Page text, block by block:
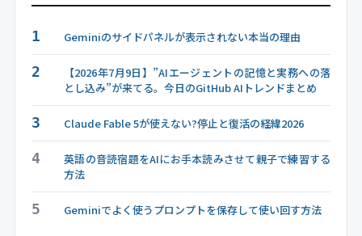
1 Geminiのサイドパネルが表示されない本当の理由
2
【2026年7月9日】”AIエージェントの記憶と実務への落
とし込み”が来てる。今日のGitHub AIトレンドまとめ
3 Claude Fable 5が使えない?停止と復活の経緯2026
4
英語の音読宿題をAIにお手本読みさせて親子で練習する
方法
5 Geminiでよく使うプロンプトを保存して使い回す方法